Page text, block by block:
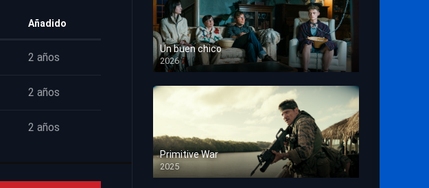
Añadido
2 años
2 años
2 años
Un buen chico
2026
HD 1080p
Primitive War
2025
HD 1080p